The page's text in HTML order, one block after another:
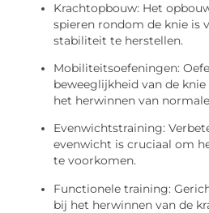
Krachtopbouw: Het
spieren rondom de knie is
stabiliteit te herstellen.
Mobiliteitsoefeningen:
beweeglijkheid van de
het herwinnen van
Evenwichtstraining:
evenwicht is cruciaal om
te voorkomen.
Functionele training:
bij het herwinnen van de